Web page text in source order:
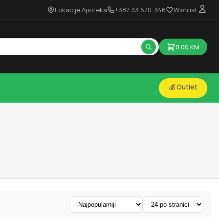
Lokacije Apoteka +387 33 670-346 Wishlist
0.00 KM
💰 Outlet